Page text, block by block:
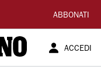
ABBONATI
ACCEDI